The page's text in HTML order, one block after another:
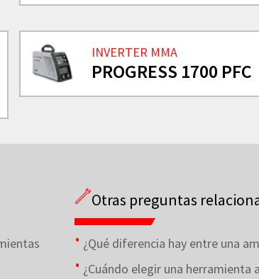
INVERTER MMA
PROGRESS 1700 PFC
Otras preguntas
¿Qué diferencia hay entre una
¿Cuándo elegir una herramienta